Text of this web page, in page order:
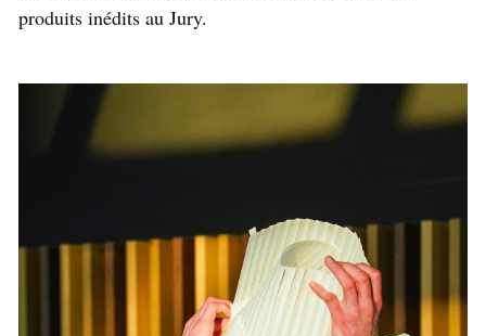
produits inédits au Jury.